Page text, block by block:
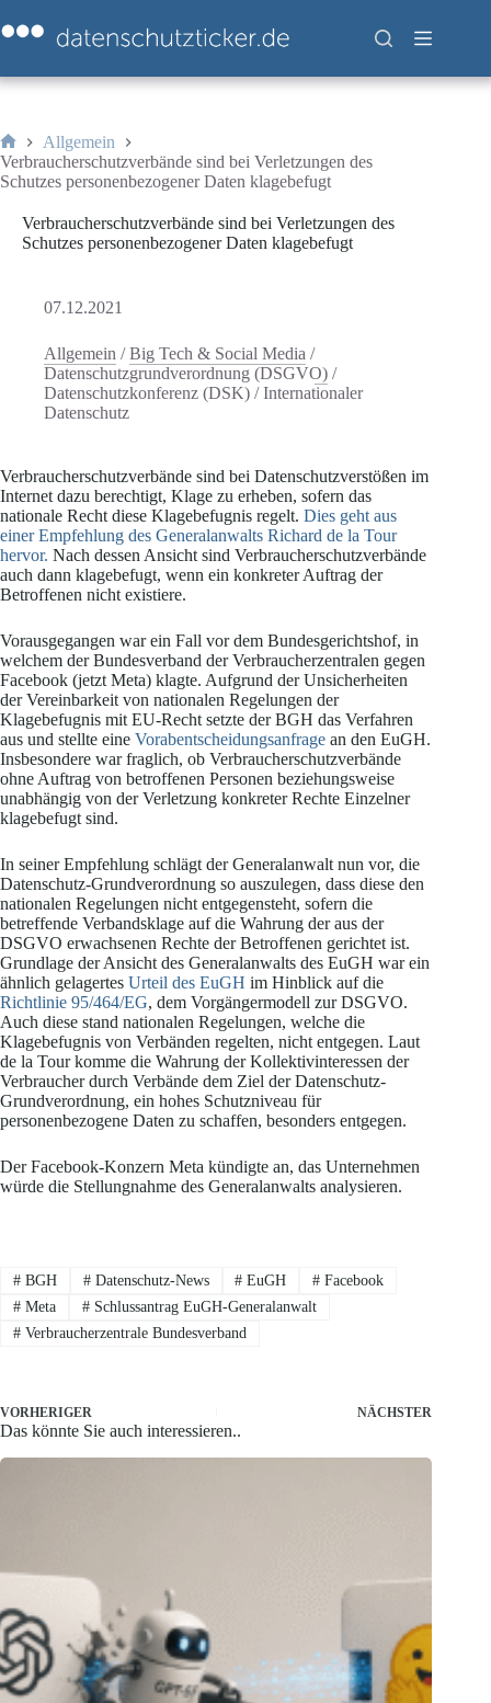
Inhalt
springen
Start
Allgemein
Verbraucherschutzverbände sind bei Verletzungen des
Schutzes personenbezogener Daten klagebefugt
Verbraucherschutzverbände sind bei Verletzungen des
Schutzes personenbezogener Daten klagebefugt
07.12.2021
Allgemein /Big Tech & Social Media /
Datenschutzgrundverordnung (DSGVO) /
Datenschutzkonferenz (DSK) /Internationaler
Datenschutz
Verbraucherschutzverbände sind bei Datenschutzverstößen im
Internet dazu berechtigt, Klage zu erheben, sofern das
nationale Recht diese Klagebefugnis regelt. Dies geht aus
einer Empfehlung des Generalanwalts Richard de la Tour
hervor. Nach dessen Ansicht sind Verbraucherschutzverbände
auch dann klagebefugt, wenn ein konkreter Auftrag der
Betroffenen nicht existiere.
Vorausgegangen war ein Fall vor dem Bundesgerichtshof, in
welchem der Bundesverband der Verbraucherzentralen gegen
Facebook (jetzt Meta) klagte. Aufgrund der Unsicherheiten
der Vereinbarkeit von nationalen Regelungen der
Klagebefugnis mit EU-Recht setzte der BGH das Verfahren
aus und stellte eine Vorabentscheidungsanfrage an den EuGH.
Insbesondere war fraglich, ob Verbraucherschutzverbände
ohne Auftrag von betroffenen Personen beziehungsweise
unabhängig von der Verletzung konkreter Rechte Einzelner
klagebefugt sind.
In seiner Empfehlung schlägt der Generalanwalt nun vor, die
Datenschutz-Grundverordnung so auszulegen, dass diese den
nationalen Regelungen nicht entgegensteht, sofern die
betreffende Verbandsklage auf die Wahrung der aus der
DSGVO erwachsenen Rechte der Betroffenen gerichtet ist.
Grundlage der Ansicht des Generalanwalts des EuGH war ein
ähnlich gelagertes Urteil des EuGH im Hinblick auf die
Richtlinie 95/464/EG, dem Vorgängermodell zur DSGVO.
Auch diese stand nationalen Regelungen, welche die
Klagebefugnis von Verbänden regelten, nicht entgegen. Laut
de la Tour komme die Wahrung der Kollektivinteressen der
Verbraucher durch Verbände dem Ziel der Datenschutz-
Grundverordnung, ein hohes Schutzniveau für
personenbezogene Daten zu schaffen, besonders entgegen.
Der Facebook-Konzern Meta kündigte an, das Unternehmen
würde die Stellungnahme des Generalanwalts analysieren.
#BGH #Datenschutz-News # EuGH # Facebook
#Meta #Schlussantrag EuGH-Generalanwalt
#Verbraucherzentrale Bundesverband
VORHERIGER NÄCHSTER
Das könnte Sie auch interessieren..